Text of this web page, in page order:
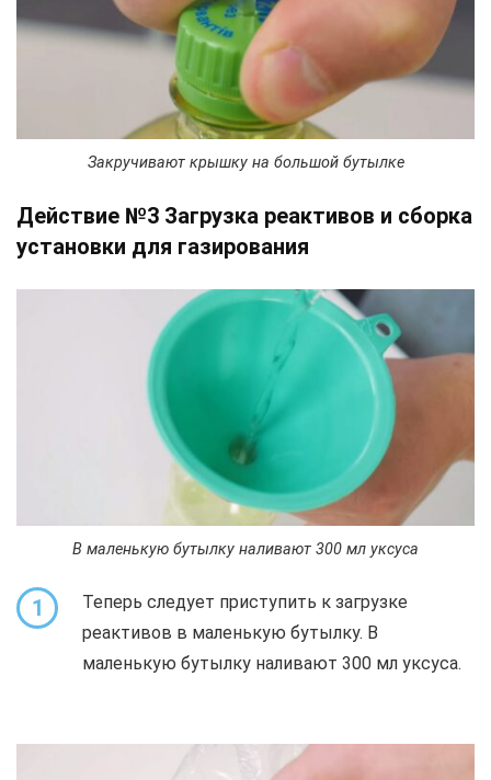
Закручивают крышку на большой бутылке
Действие №3 Загрузка реактивов и сборка
установки для газирования
В маленькую бутылку наливают 300 мл уксуса
1
Теперь следует приступить к загрузке
реактивов в маленькую бутылку. В
маленькую бутылку наливают 300 мл уксуса.